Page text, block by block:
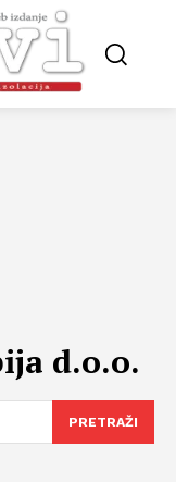
d.o.o.
PRETRAŽI